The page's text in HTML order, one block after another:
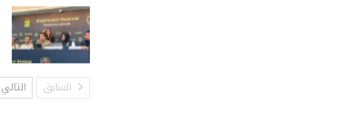
السابق التالي